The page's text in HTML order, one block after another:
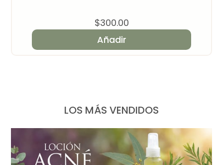
$300.00
Añadir
LOS MÁS VENDIDOS